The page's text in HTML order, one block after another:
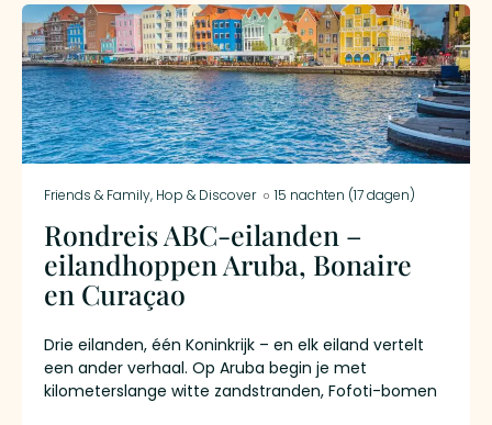
Friends & Family, Hop & Discover 15 nachten (17 dagen)
Rondreis ABC-eilanden –
eilandhoppen Aruba, Bonaire
en Curaçao
Drie eilanden, één Koninkrijk – en elk eiland vertelt
een ander verhaal. Op Aruba begin je met
kilometerslange witte zandstranden, Fofoti-bomen